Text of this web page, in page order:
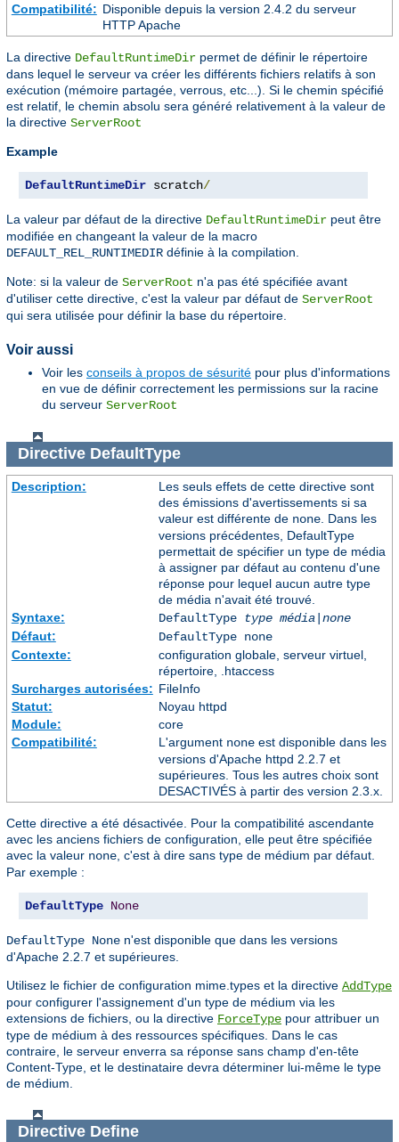
Compatibilité: Disponible depuis la version 2.4.2 du serveur
HTTP Apache
La directive DefaultRuntimeDir permet de définir le répertoire
dans lequel le serveur va créer les différents fichiers relatifs à son
exécution (mémoire partagée, verrous, etc...). Si le chemin spécifié
est relatif, le chemin absolu sera généré relativement à la valeur de
la directive ServerRoot
Example
DefaultRuntimeDir scratch/
La valeur par défaut de la directive DefaultRuntimeDir peut être
modifiée en changeant la valeur de la macro
DEFAULT_REL_RUNTIMEDIR définie à la compilation.
Note: si la valeur de ServerRoot n'a pas été spécifiée avant
d'utiliser cette directive, c'est la valeur par défaut de ServerRoot
qui sera utilisée pour définir la base du répertoire.
Voir aussi
Voir les conseils à propos de sésurité pour plus d'informations
en vue de définir correctement les permissions sur la racine
du serveur ServerRoot
Directive DefaultType
Description:
Les seuls effets de cette directive sont
des émissions d'avertissements si sa
valeur est différente de none. Dans les
versions précédentes, DefaultType
permettait de spécifier un type de média
à assigner par défaut au contenu d'une
réponse pour lequel aucun autre type
de média n'avait été trouvé.
Syntaxe:
DefaultType
type média|none
Défaut:
DefaultType none
Contexte:
configuration globale, serveur virtuel,
répertoire, .htaccess
Surcharges autorisées: FileInfo
Statut:
Noyau httpd
Module:
core
Compatibilité:
L'argument noneest disponible dans les
versions d'Apache httpd 2.2.7 et
supérieures. Tous les autres choix sont
DESACTIVÉS à partir des version 2.3.x.
Cette directive a été désactivée. Pour la compatibilité ascendante
avec les anciens fichiers de configuration, elle peut être spécifiée
avec la valeur none , c'est à dire sans type de médium par défaut.
Par exemple :
DefaultType None
DefaultType None n'est disponible que dans les versions
d'Apache 2.2.7 et supérieures.
Utilisez le fichier de configuration mime.types et la directive AddType
pour configurer l'assignement d'un type de médium via les
extensions de fichiers, ou la directive ForceType pour attribuer un
type de médium à des ressources spécifiques. Dans le cas
contraire, le serveur enverra sa réponse sans champ d'en-tête
Content-Type, et le destinataire devra déterminer lui-même le type
de médium.
Directive Define